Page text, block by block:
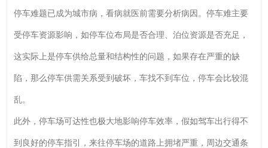
停车难题已成为城市病，看病就医前需要分析病因。停车难主要
受停车资源影响，如停车位布局是否合理、泊位资源是否充足，
这实际上是停车供给总量和结构性的问题，如果存在严重的缺
陷，那么停车供需关系受到破坏，车找不到车位，停车会比较混
乱。
此外，停车场可达性也极大地影响停车效率，假如驾车出行得不
到良好的停车指引，来往停车场的道路上拥堵严重，周边交通条